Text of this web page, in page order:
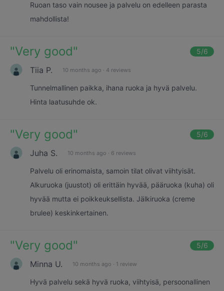
Ruoan taso vain nousee ja palvelu on edelleen parasta
mahdollista!
"Very good" 5/6
Tiia P. 10 months ago · 4 reviews
Tunnelmallinen paikka, ihana ruoka ja hyvä palvelu.
Hinta laatusuhde ok.
"Very good" 5/6
Juha S. 10 months ago · 6 reviews
Palvelu oli erinomaista, samoin tilat olivat viihtyisät.
Alkuruoka (juustot) oli erittäin hyvää, pääruoka (kuha) oli
hyvää mutta ei poikkeuksellista. Jälkiruoka (creme
brulee) keskinkertainen.
"Very good" 5/6
Minna U. 10 months ago · 1 review
Hyvä palvelu sekä hyvä ruoka, viihtyisä, persoonallinen